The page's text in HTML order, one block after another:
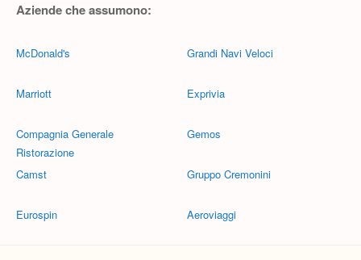
Aziende che assumono:
McDonald's
Marriott
Compagnia Generale
Ristorazione
Camst
Eurospin
Grandi Navi Veloci
Exprivia
Gemos
Gruppo Cremonini
Aeroviaggi